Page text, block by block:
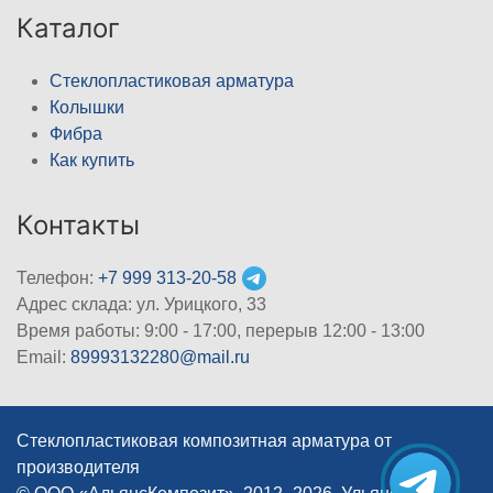
Каталог
Стеклопластиковая арматура
Колышки
Фибра
Как купить
Контакты
Телефон: +7 999 313-20-58
Адрес склада: ул. Урицкого, 33
Время работы: 9:00 - 17:00, перерыв 12:00 - 13:00
Email: 89993132280@mail.ru
Стеклопластиковая композитная арматура от
производителя